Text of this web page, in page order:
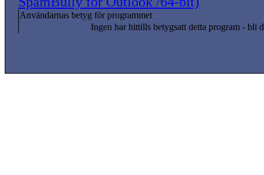
Användarnas betyg för programmet
Ingen har hittills betygsatt detta program - bli